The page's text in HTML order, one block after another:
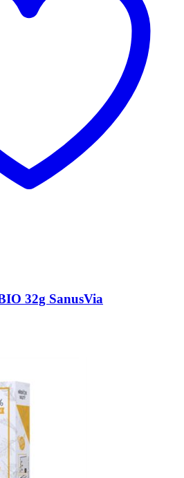
32g SanusVia